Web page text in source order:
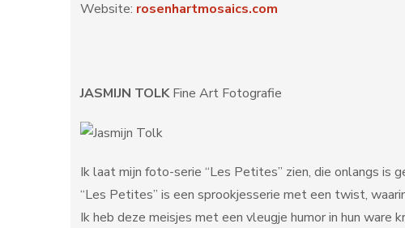
Website: rosenhartmosaics.com
JASMIJN TOLKFine Art Fotografie
Ik laat mijn foto-serie “Les Petites” zien, die onlangs is
“Les Petites” is een sprookjesserie met een twist,
Ik heb deze meisjes met een vleugje humor in hun ware